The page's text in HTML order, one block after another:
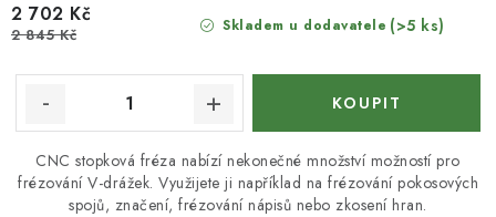
Skladem u dodavatele (>5 ks)
2 702 Kč
2 845 Kč
CNC stopková fréza nabízí nekonečné množství možností pro
frézování V-drážek. Využijete ji například na frézování pokosových
spojů, značení, frézování nápisů nebo zkosení hran.